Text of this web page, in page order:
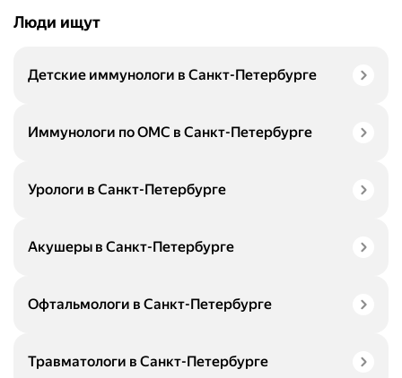
Люди ищут
Детские иммунологи в Санкт-Петербурге
Иммунологи по ОМС в Санкт-Петербурге
Урологи в Санкт-Петербурге
Акушеры в Санкт-Петербурге
Офтальмологи в Санкт-Петербурге
Травматологи в Санкт-Петербурге